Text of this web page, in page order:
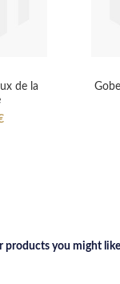
de la
products you might